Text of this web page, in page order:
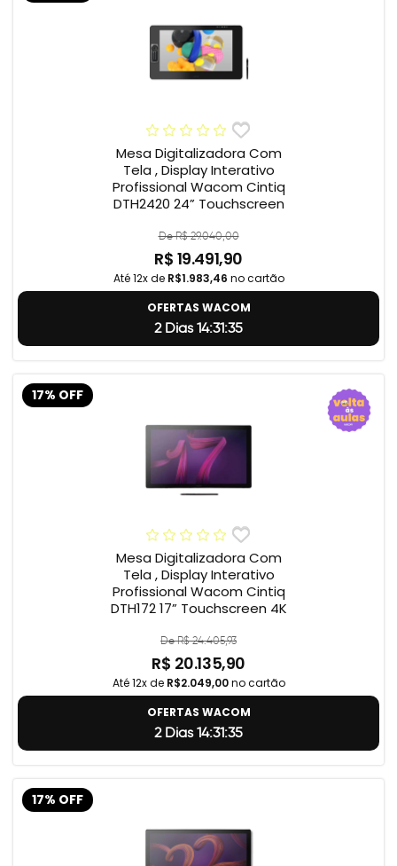
Mesa Digitalizadora Com
Tela , Display Interativo
Profissional Wacom Cintiq
DTH2420 24” Touchscreen
De R$ 29.040,00
R$ 19.491,90
Até 12x de R$1.983,46 no cartão
OFERTAS WACOM
2 Dias 14:31:34
17% OFF
Mesa Digitalizadora Com
Tela , Display Interativo
Profissional Wacom Cintiq
DTH172 17” Touchscreen 4K
De R$ 24.405,93
R$ 20.135,90
Até 12x de R$2.049,00no cartão
OFERTAS WACOM
2 Dias 14:31:34
17% OFF